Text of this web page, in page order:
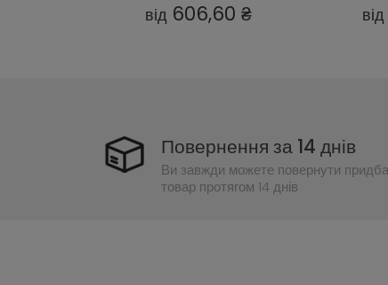
від 606,60 ₴ від
Повернення за 14 днів
Ви завжди можете повернути
товар протягом 14 днів